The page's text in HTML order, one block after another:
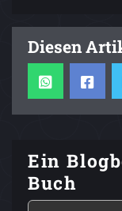
Diesen
Ein
Buch